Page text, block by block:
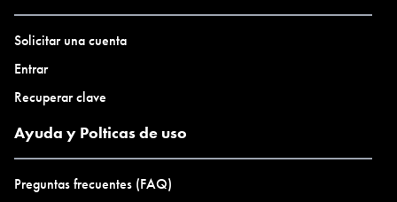
Solicitar una cuenta
Entrar
Recuperar clave
Ayuda y Polticas de uso
Preguntas frecuentes (FAQ)